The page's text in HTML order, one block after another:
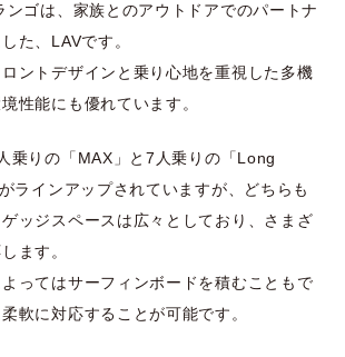
ンゴは、家族とのアウトドアでのパートナ
た、LAVです。
ントデザインと乗り心地を重視した多機
性能にも優れています。
乗りの「MAX」と7人乗りの「Long
ラインアップされていますが、どちらも
ッジスペースは広々としており、さまざ
ます。
ってはサーフィンボードを積むこともで
軟に対応することが可能です。